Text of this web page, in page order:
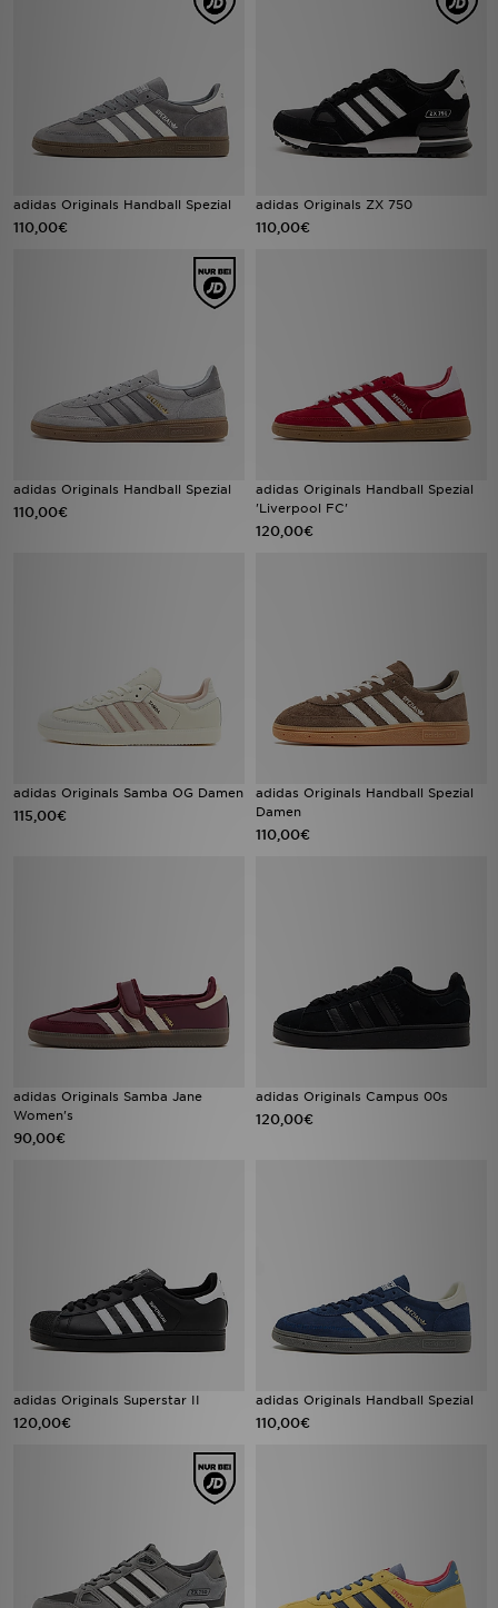
adidas Originals Handball Spezial
110,00€
adidas Originals ZX 750
110,00€
adidas Originals Handball Spezial
110,00€
adidas Originals Handball Spezial
'Liverpool FC'
120,00€
adidas Originals Samba OG Damen
115,00€
adidas Originals Handball Spezial
Damen
110,00€
adidas Originals Samba Jane
Women's
90,00€
adidas Originals Campus 00s
120,00€
adidas Originals Superstar II
120,00€
adidas Originals Handball Spezial
110,00€
Lade Die APP
Geschenkkarte
Filialfinder
Hilfe & Kontakt